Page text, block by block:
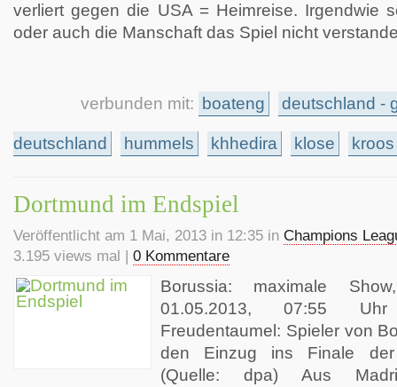
verliert gegen die USA = Heimreise. Irgendwie
oder auch die Manschaft das Spiel nicht
verbunden mit: boateng deutschland -
deutschland hummels khhedira klose kroos
Dortmund im Endspiel
Veröffentlicht am 1 Mai, 2013 in 12:35 in Champions
3.195 views mal | 0 Kommentare
Borussia: maximale
01.05.2013, 07:55
Freudentaumel: Spieler von
den Einzug ins Finale der
(Quelle: dpa) Aus